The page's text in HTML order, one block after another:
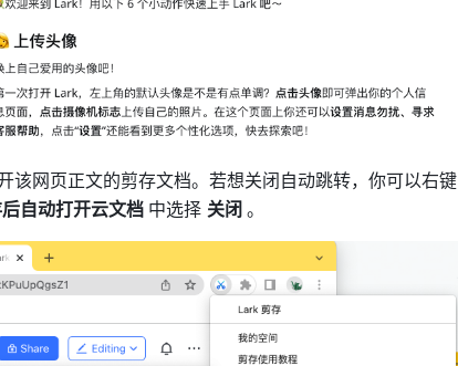
该网页正文的剪存文档。若想关闭自动跳转，你可以右键
自动打开云文档 中选择 关闭 。